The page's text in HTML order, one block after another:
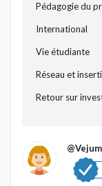
Pédagogie du
International
Vie étudiante
Réseau et
Retour sur